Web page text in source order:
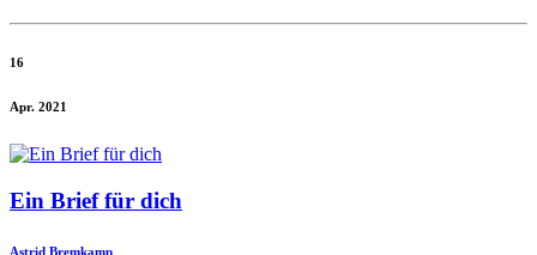
16
Apr. 2021
Ein Brief für dich
Astrid Bremkamp